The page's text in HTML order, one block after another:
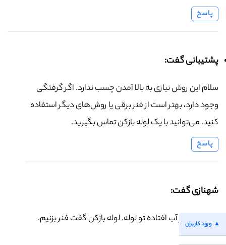
پاسخ
پشتیبانی گفت:
سلام این روش نیازی به بالا آمدن چسب ندارد. اگر گرفتگی
وجود دارد، بهتر است از فنر برقی یا روش‌های دیگر استفاده
کنید. می‌توانید با یک لوله بازکن تماس بگیرید.
پاسخ
شهنازی گفت:
یه اهرم شیر آب افتاده تو لوله. لوله بازکن گفت فنر بزنیم.
ورود کاربران